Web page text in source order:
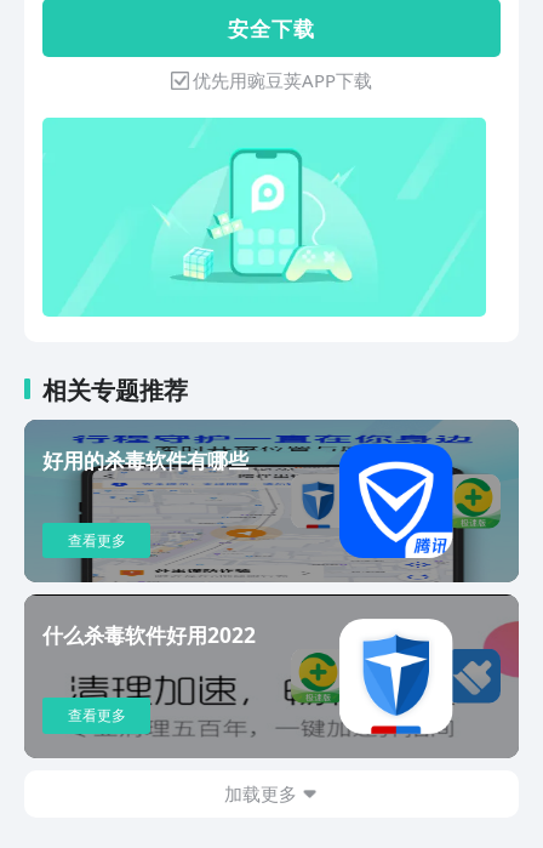
行如飞，就这么简单！【垃圾清理】垃圾
不在，速度更快，清理大师就是这么牛！
【CPU降温】快速降温，让你的手机变清
爽！手机管家杀毒清理，为你的手机安全
保驾护航，做您的手机卫士。
安 全 下 载
优先用豌豆荚APP下载
相关专题推荐
好用的杀毒软件有哪些
查看更多
什么杀毒软件好用2022
查看更多
加载更多